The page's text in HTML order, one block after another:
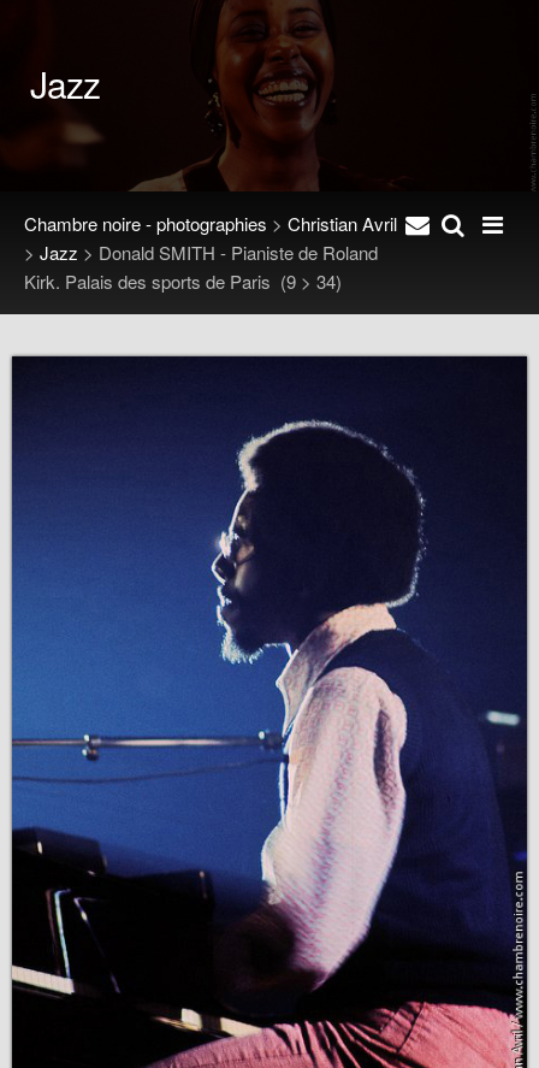
Jazz
Chambre noire - photographies > Christian Avril
> Jazz > Donald SMITH - Pianiste de Roland
Kirk. Palais des sports de Paris (9 > 34)